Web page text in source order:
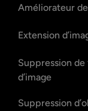
Améliorateur
Extension
Suppression
d’image
Suppression